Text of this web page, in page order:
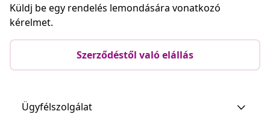
Küldj be egy rendelés lemondására vonatkozó
kérelmet.
Szerződéstől való elállás
Ügyfélszolgálat